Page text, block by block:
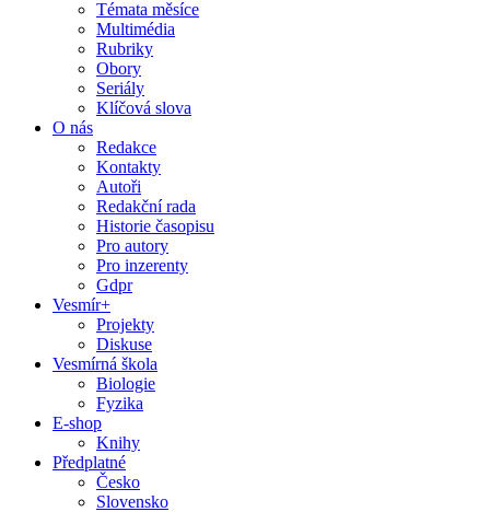
Témata měsíce
Multimédia
Rubriky
Obory
Seriály
Klíčová slova
O nás
Redakce
Kontakty
Autoři
Redakční rada
Historie časopisu
Pro autory
Pro inzerenty
Gdpr
Vesmír+
Projekty
Diskuse
Vesmírná škola
Biologie
Fyzika
E-shop
Knihy
Předplatné
Česko
Slovensko